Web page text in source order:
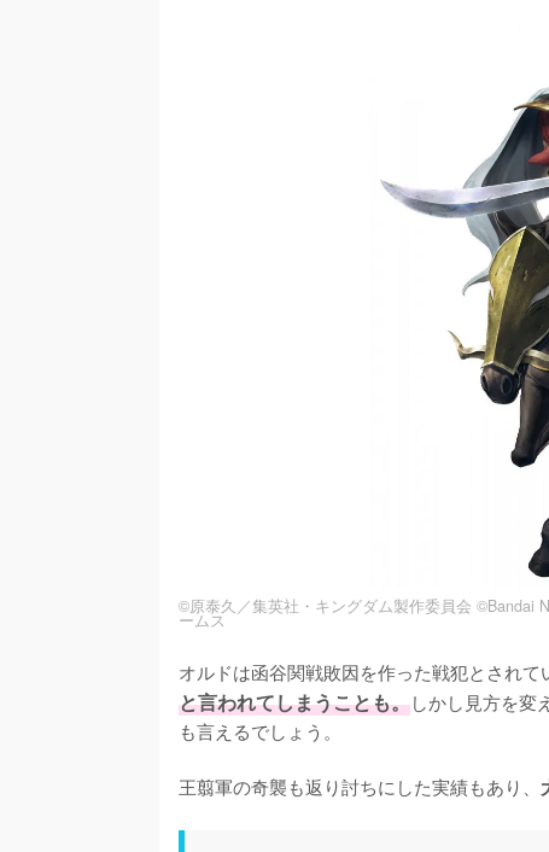
©原泰久／集英社・キングダム製作委員会 ©Bandai
ームス
オルドは函谷関戦敗因を作った戦犯とされて
と言われてしまうことも。しかし見方を変
も言えるでしょう。
王翦軍の奇襲も返り討ちにした実績もあり、